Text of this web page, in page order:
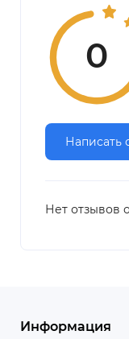
0
Написать
Нет отзывов
Информация